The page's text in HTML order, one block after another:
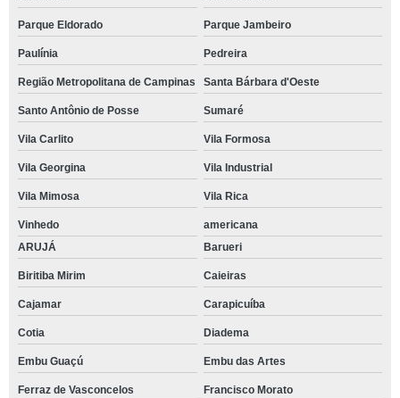
Parque Eldorado Parque Jambeiro
Paulínia Pedreira
Região Metropolitana de Campinas Santa Bárbara d'Oeste
Santo Antônio de Posse Sumaré
Vila Carlito Vila Formosa
Vila Georgina Vila Industrial
Vila Mimosa Vila Rica
Vinhedo
americana
ARUJÁ
Barueri
Biritiba Mirim Caieiras
Cajamar Carapicuíba
Cotia Diadema
Embu Guaçú Embu das Artes
Ferraz de Vasconcelos Francisco Morato